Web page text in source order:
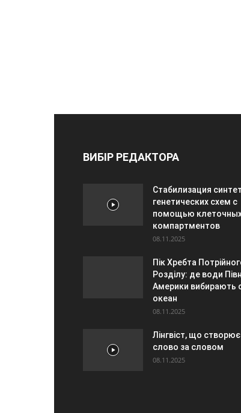
ВИБІР РЕДАКТОРА
Стабилизация
генетических схем с
помощью
компартментов
08.11.2025
Пік Хребта
Розділу: де води
Америки вибирають
океан
08.11.2025
Лінгвіст, що створює
слово за словом
08.11.2025